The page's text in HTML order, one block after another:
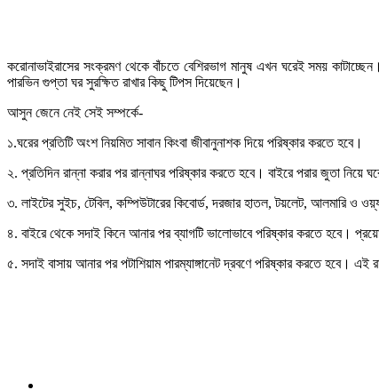
করোনাভাইরাসের সংক্রমণ থেকে বাঁচতে বেশিরভাগ মানুষ এখন ঘরেই সময়
পারভিন গুপ্তা ঘর সুরক্ষিত রাখার কিছু টিপস দিয়েছেন।
আসুন জেনে নেই সেই সম্পর্কে-
১.ঘরের প্রতিটি অংশ নিয়মিত সাবান কিংবা জীবানুনাশক দিয়ে পরিষ্কার করতে হবে।
২. প্রতিদিন রান্না করার পর রান্নাঘর পরিষ্কার করতে হবে। বাইরে পরার জুতা নিয়ে
৩. লাইটের সুইচ, টেবিল, কম্পিউটারের কিবোর্ড, দরজার হাতল, টয়লেট, আলমারি ও
৪. বাইরে থেকে সদাই কিনে আনার পর ব্যাগটি ভালোভাবে পরিষ্কার করতে হবে।
৫. সদাই বাসায় আনার পর পটাশিয়াম পারম্যাঙ্গানেট দ্রবণে পরিষ্কার করতে হবে। এই